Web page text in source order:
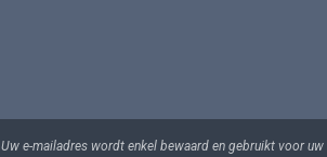
Uw e-mailadres wordt enkel bewaard en gebruikt voor uw